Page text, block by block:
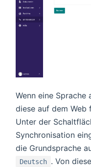
Wenn eine
diese auf dem Web
Unter der
Synchronisation
die Grundsprache
Deutsch . Von